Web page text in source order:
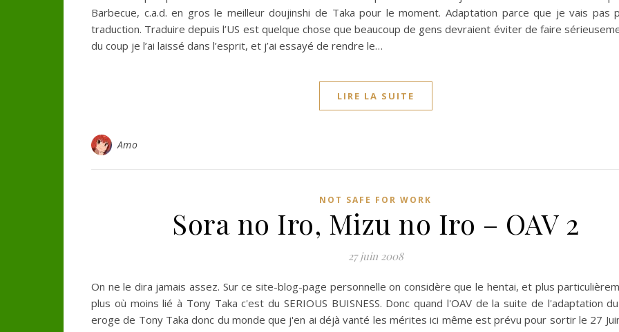
Barbecue, c.a.d. en gros le meilleur doujinshi de Taka pour le moment. Adaptation parce que je vais pas
traduction. Traduire depuis l’US est quelque chose que beaucoup de gens devraient éviter de faire
du coup je l’ai laissé dans l’esprit, et j’ai essayé de rendre le…
LIRE LA SUITE
Amo
NOT SAFE FOR WORK
Sora no Iro, Mizu no Iro – OAV 2
27 juin 2008
On ne le dira jamais assez. Sur ce site-blog-page personnelle on considère que le hentai, et plus
plus où moins lié à Tony Taka c'est du SERIOUS BUISNESS. Donc quand l'OAV de la suite de l'adaptation
eroge de Tony Taka donc du monde que j'en ai déjà vanté les mérites ici même est prévu pour sortir le 27